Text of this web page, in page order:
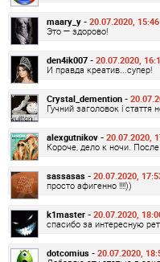
maary_y - 20.07.2020, 15:46
Это — здорово!
den4ik007 - 20.07.2020,
И правда креатив...супер!
Crystal_demention -
Гучний заголовок і
alexgutnikov - 20.07.2020,
Короче, дело к ночи.
sassasas - 20.07.2020,
просто афигенно !!!!))
k1master - 20.07.2020,
спасибо за интересную
dotcomius - 20.07.2020,